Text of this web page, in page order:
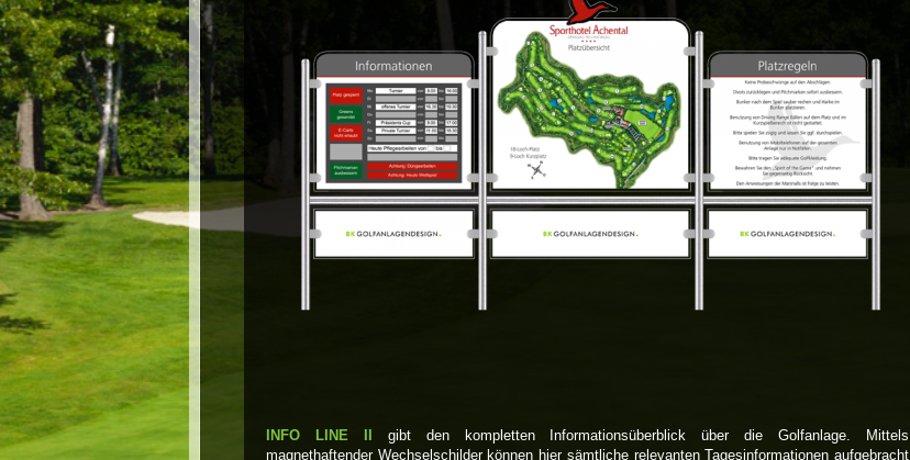
INFO LINE II
gibt den kompletten Informationsüberblick über die Golfanlage. Mittels
magnethaftender Wechselschilder können hier sämtliche relevanten Tagesinformationen aufgebracht